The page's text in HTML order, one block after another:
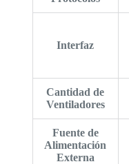
Interfaz
Cantidad de
Ventiladores
Fuente de
Alimentación
Externa